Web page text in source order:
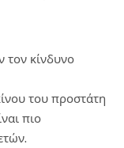
τον κίνδυνο
του προστάτη
πιο